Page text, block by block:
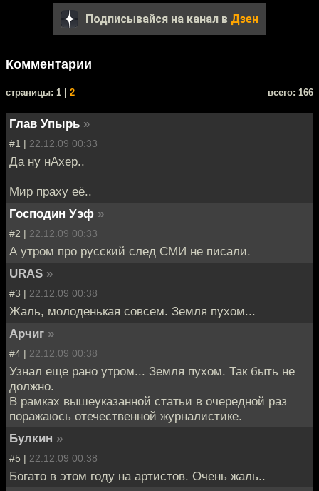
Подписывайся на канал в Дзен
Комментарии
cтраницы: 1 | 2 всего: 166
Глав Упырь »
#1 | 22.12.09 00:33
Да ну нАхер..
Мир праху её..
Господин Уэф »
#2 | 22.12.09 00:33
А утром про русский след СМИ не писали.
URAS »
#3 | 22.12.09 00:38
Жаль, молоденькая совсем. Земля пухом...
Арчиг »
#4 | 22.12.09 00:38
Узнал еще рано утром... Земля пухом. Так быть не
должно.
В рамках вышеуказанной статьи в очередной раз
поражаюсь отечественной журналистике.
Булкин »
#5 | 22.12.09 00:38
Богато в этом году на артистов. Очень жаль..